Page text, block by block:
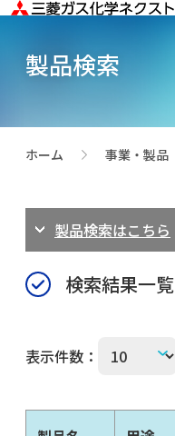
製品検索
ホーム 事業・製品
製品検索はこちら
表示件数：
検索結果一覧